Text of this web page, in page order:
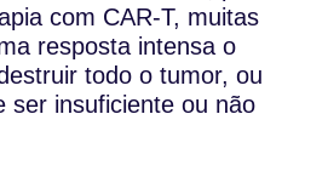
com CAR-T, muitas
resposta intensa o
todo o tumor, ou
ser insuficiente ou não